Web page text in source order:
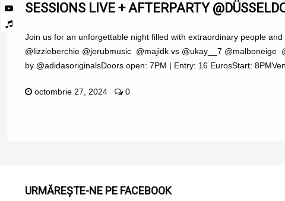
SESSIONS LIVE + AFTERPARTY
Join us for an unforgettable night filled with extraordinary people
@lizzieberchie @jerubmusic @majidk vs @ukay__7 @malboneige
by @adidasoriginalsDoors open: 7PM | Entry: 16 EurosStart:
octombrie 27, 2024
0
URMĂREȘTE-NE PE FACEBOOK